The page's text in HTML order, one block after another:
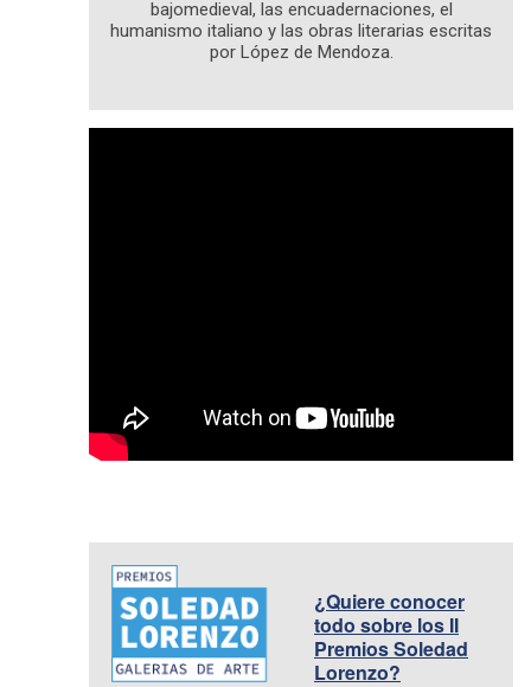
bajomedieval, las encuadernaciones, el
humanismo italiano y las obras literarias escritas
por López de Mendoza.
¿Quiere conocer
todo sobre los II
Premios Soledad
Lorenzo?